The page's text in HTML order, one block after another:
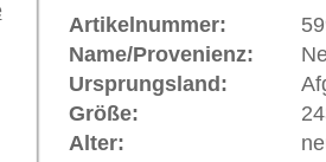
Teppiche.tv - große moderne Teppiche | neue
riesige Auswahl
Kundenservice:
Deutschland / Österreich: +49 (0)40 450 4102